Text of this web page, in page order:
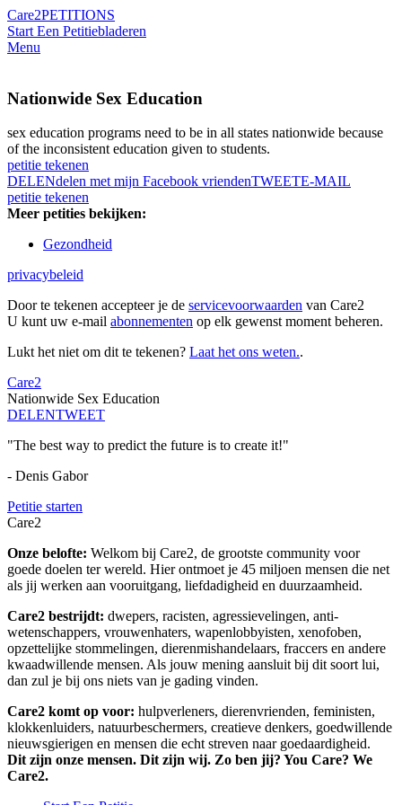
Care2PETITIONS
Start Een Petitiebladeren
Menu
Nationwide Sex Education
sex education programs need to be in all states nationwide because
of the inconsistent education given to students.
petitie tekenen
DELENdelen met mijn Facebook vriendenTWEETE-MAIL
petitie tekenen
Meer petities bekijken:
Gezondheid
privacybeleid
Door te tekenen accepteer je de servicevoorwaarden van Care2
U kunt uw e-mail abonnementen op elk gewenst moment beheren.
Lukt het niet om dit te tekenen? Laat het ons weten..
Care2
Nationwide Sex Education
DELENTWEET
"The best way to predict the future is to create it!"
- Denis Gabor
Petitie starten
Care2
Onze belofte: Welkom bij Care2, de grootste community voor
goede doelen ter wereld. Hier ontmoet je 45 miljoen mensen die net
als jij werken aan vooruitgang, liefdadigheid en duurzaamheid.
Care2 bestrijdt: dwepers, racisten, agressievelingen, anti-
wetenschappers, vrouwenhaters, wapenlobbyisten, xenofoben,
opzettelijke stommelingen, dierenmishandelaars, fraccers en andere
kwaadwillende mensen. Als jouw mening aansluit bij dit soort lui,
dan zul je bij ons niets van je gading vinden.
Care2 komt op voor: hulpverleners, dierenvrienden, feministen,
klokkenluiders, natuurbeschermers, creatieve denkers, goedwillende
nieuwsgierigen en mensen die echt streven naar goedaardigheid.
Dit zijn onze mensen. Dit zijn wij. Zo ben jij? You Care? We
Care2.